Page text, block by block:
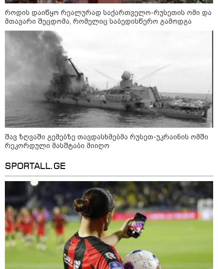
წელიწადნახევარში
საქართველოში 164 ადამიანი
დაიკარგა - 57 პირს ამ დრომდე
ეძებენ
სად იზღუდება მოძრაობა -
თბილისის მერია ინფორმაციას
ავრცელებს
21:30 / 07-08-2026
თბილისში, ლოზუნგით
20:58 / 07-08-2026
"იპოვონ ერთი გოგონა, ვისაც
გიგა სექსუალურად ავიწროებდა
- თუ გამოჩნდება ასეთი
გოგონა, 10 000 ლარს
ოფიციალურად, სახალხოდ
გადავცემ" - გიგა ავალიანის
დედა განცხადებას ავრცელებს
როდის დაიწყო რეალურად საქართველო-რუსეთის ომი და
მთავარი შეცდომა, რომელიც საბედისწერო გამოდგა
შავ ზღვაში გემებზე თავდასხმებმა რუსეთ-უკრაინის ომში
რეკორდული მასშტაბი მიიღო
SPORTALL.GE